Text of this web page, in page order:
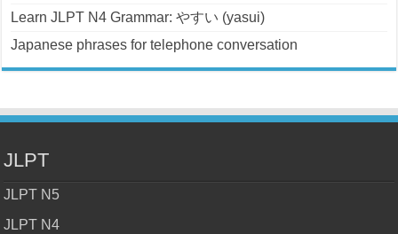
Learn JLPT N4 Grammar: やすい (yasui)
Japanese phrases for telephone conversation
JLPT
JLPT N5
JLPT N4